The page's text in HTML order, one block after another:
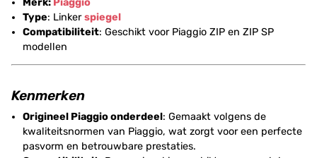
Merk: Piaggio
Type: Linkerspiegel
Compatibiliteit: Geschikt voor Piaggio ZIP en ZIP SP
modellen
Kenmerken
Origineel Piaggio onderdeel: Gemaakt volgens de
kwaliteitsnormen van Piaggio, wat zorgt voor een perfecte
pasvorm en betrouwbare prestaties.